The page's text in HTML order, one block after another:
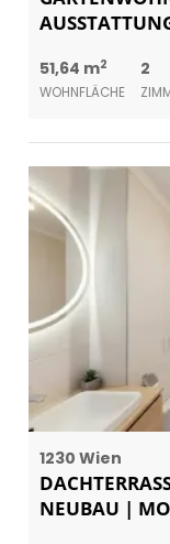
51,64 m2
WOHNFLÄCHE
2
1230 Wien
NEUBAU |